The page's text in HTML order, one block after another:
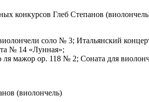
конкурсов Глеб Степанов
соло № 3; Итальянский
№ 14 «Лунная»;
мажор ор. 118 № 2; Соната для
(виолончель)